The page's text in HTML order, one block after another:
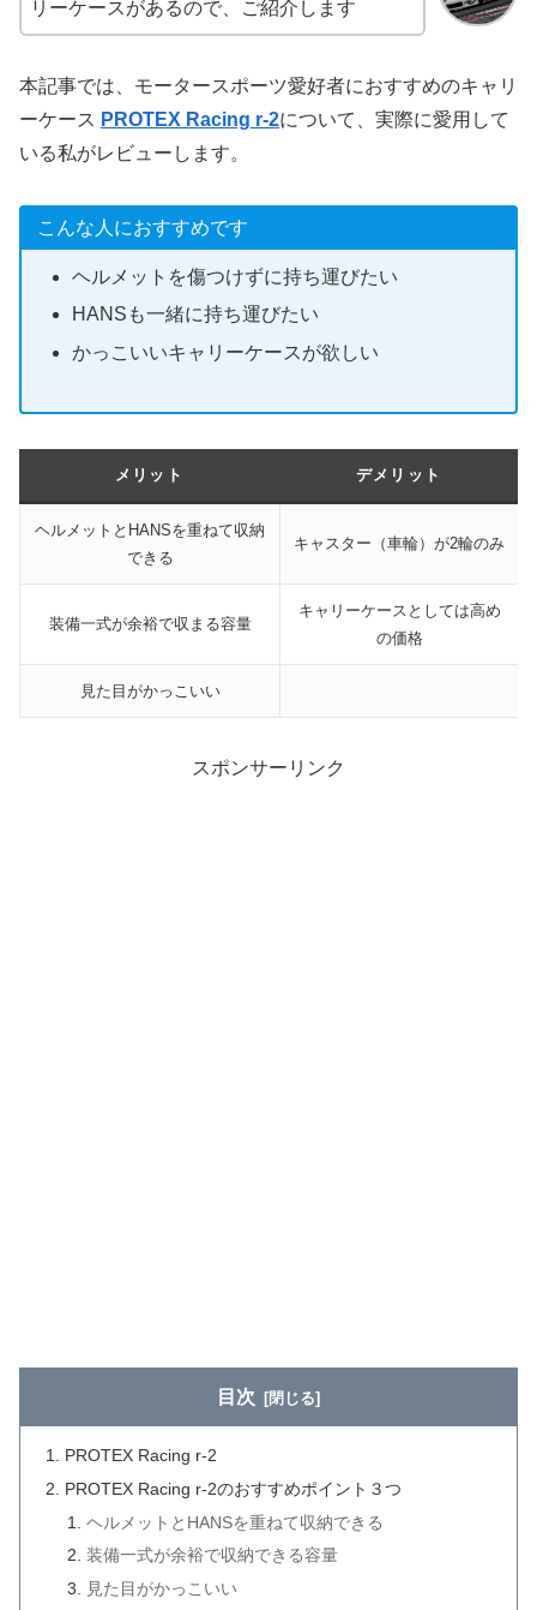
リーケースがあるので、ご紹介します
本記事では、モータースポーツ愛好者におすすめのキャリ
ーケース PROTEX Racing r-2について、実際に愛用して
いる私がレビューします。
こんな人におすすめです
ヘルメットを傷つけずに持ち運びたい
HANSも一緒に持ち運びたい
かっこいいキャリーケースが欲しい
メリット デメリット
ヘルメットとHANSを重ねて収納
できる
キャスター（車輪）が2輪のみ
装備一式が余裕で収まる容量
キャリーケースとしては高め
の価格
見た目がかっこいい
スポンサーリンク
目次
PROTEX Racing r-2
PROTEX Racing r-2のおすすめポイント３つ
ヘルメットとHANSを重ねて収納できる
装備一式が余裕で収納できる容量
見た目がかっこいい